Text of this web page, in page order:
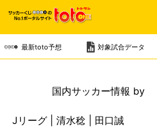
最新toto予想 対象試合データ
トップ
ニュース一覧
ニュース
国内サッカー情報 by
Jリーグ | 清水稔 | 田口誠
最新toto予想 対象試合データ